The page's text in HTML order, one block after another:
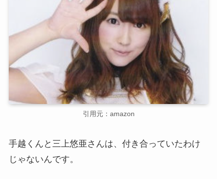
引用元：amazon
手越くんと三上悠亜さんは、付き合っていたわけ
じゃないんです。